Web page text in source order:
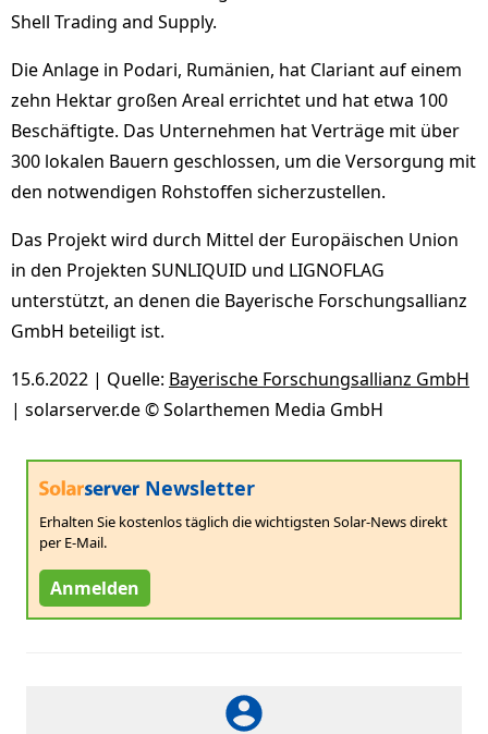
Shell Trading and Supply.
Die Anlage in Podari, Rumänien, hat Clariant auf einem
zehn Hektar großen Areal errichtet und hat etwa 100
Beschäftigte. Das Unternehmen hat Verträge mit über
300 lokalen Bauern geschlossen, um die Versorgung mit
den notwendigen Rohstoffen sicherzustellen.
Das Projekt wird durch Mittel der Europäischen Union
in den Projekten SUNLIQUID und LIGNOFLAG
unterstützt, an denen die Bayerische Forschungsallianz
GmbH beteiligt ist.
15.6.2022 | Quelle: Bayerische Forschungsallianz GmbH
| solarserver.de © Solarthemen Media GmbH
Newsletter
Erhalten Sie kostenlos täglich die wichtigsten Solar-News direkt
per E-Mail.
Anmelden